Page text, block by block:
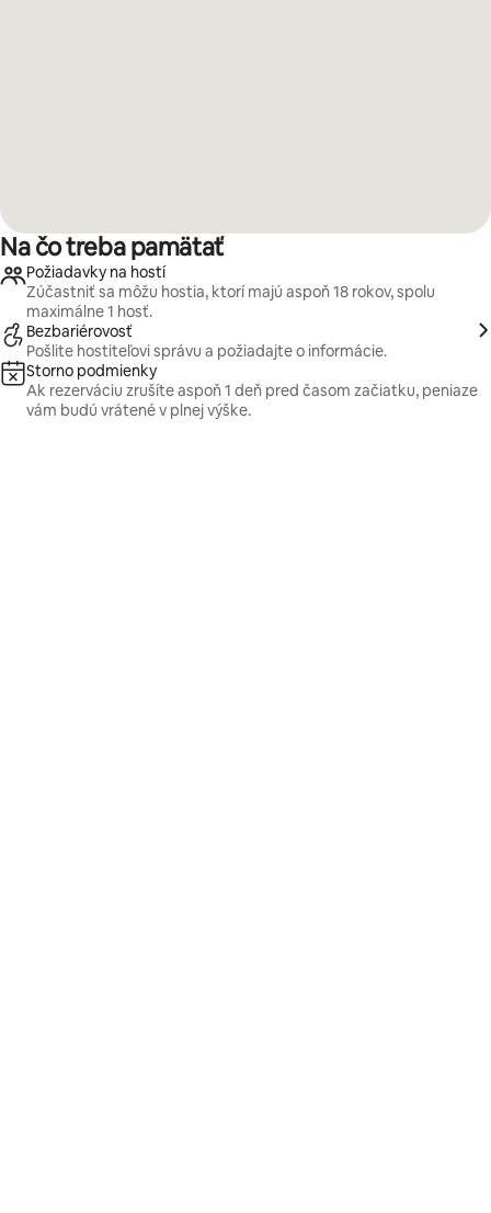
Na čo treba pamätať
Požiadavky na hostí
Zúčastniť sa môžu hostia, ktorí majú aspoň 18 rokov, spolu
maximálne 1 hosť.
Bezbariérovosť
Pošlite hostiteľovi správu a požiadajte o informácie.
Storno podmienky
Ak rezerváciu zrušíte aspoň 1 deň pred časom začiatku, peniaze
vám budú vrátené v plnej výške.